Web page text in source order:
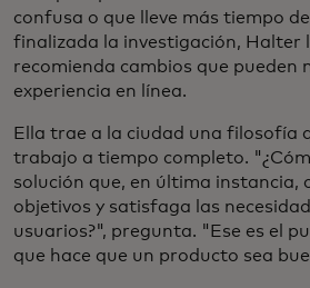
confusa o que lleve más tiempo
finalizada la investigación, Halter
recomienda cambios que pueden
experiencia en línea.
Ella trae a la ciudad una filosofía
trabajo a tiempo completo.
solución que, en última instancia,
objetivos y satisfaga las
usuarios?", pregunta. "Ese es el
que hace que un producto sea